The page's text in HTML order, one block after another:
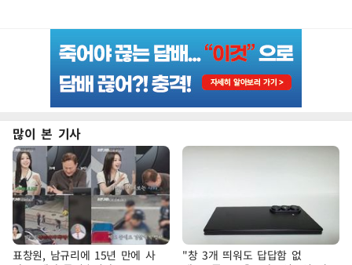
많이 본 기사
표창원, 남규리에 15년 만에 사
"창 3개 띄워도 답답함 없